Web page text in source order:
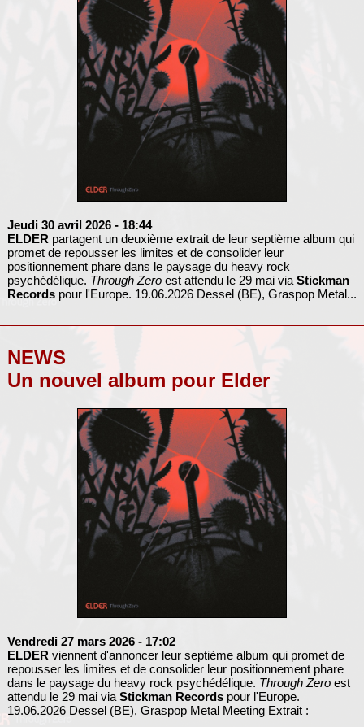
Jeudi 30 avril 2026 - 18:44
ELDER partagent un deuxième extrait de leur septième album qui
promet de repousser les limites et de consolider leur
positionnement phare dans le paysage du heavy rock
psychédélique. Through Zeroest attendu le 29 mai via Stickman
Recordspour l'Europe. 19.06.2026 Dessel (BE), Graspop Metal...
NEWS
Un nouvel album pour Elder
Vendredi 27 mars 2026 - 17:02
ELDER viennent d'annoncer leur septième album qui promet de
repousser les limites et de consolider leur positionnement phare
dans le paysage du heavy rock psychédélique. Through Zeroest
attendu le 29 mai via Stickman Recordspour l'Europe.
19.06.2026 Dessel (BE), Graspop Metal Meeting Extrait :